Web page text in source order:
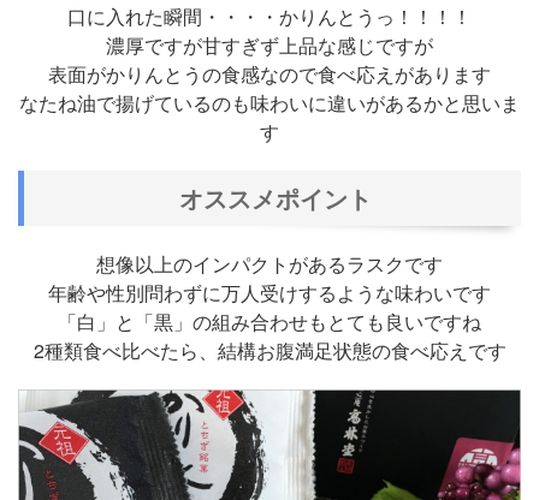
口に入れた瞬間・・・・かりんとうっ！！！！
濃厚ですが甘すぎず上品な感じですが
表面がかりんとうの食感なので食べ応えがあります
なたね油で揚げているのも味わいに違いがあるかと思いま
す
オススメポイント
想像以上のインパクトがあるラスクです
年齢や性別問わずに万人受けするような味わいです
「白」と「黒」の組み合わせもとても良いですね
2種類食べ比べたら、結構お腹満足状態の食べ応えです